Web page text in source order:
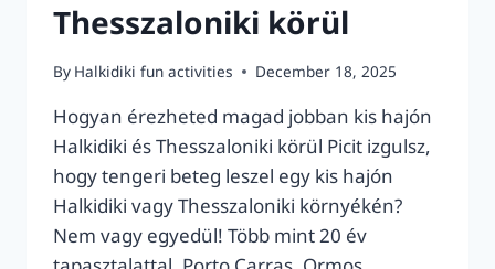
Thesszaloniki körül
By Halkidiki fun activities December 18, 2025
Hogyan érezheted magad jobban kis hajón
Halkidiki és Thesszaloniki körül Picit izgulsz,
hogy tengeri beteg leszel egy kis hajón
Halkidiki vagy Thesszaloniki környékén?
Nem vagy egyedül! Több mint 20 év